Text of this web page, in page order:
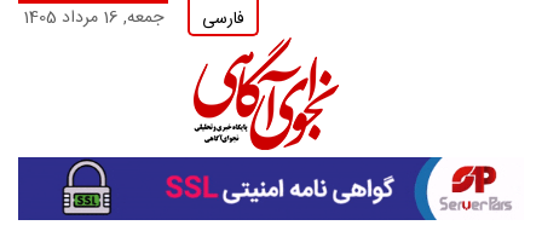
جمعه, 16 مرداد 1405 فارسی